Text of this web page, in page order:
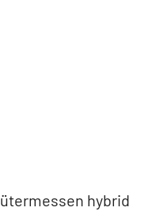
hybrid